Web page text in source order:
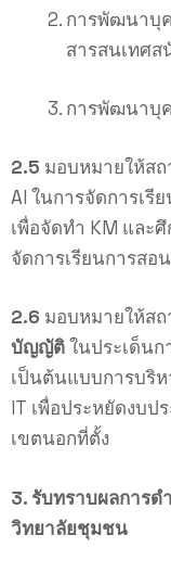
การพัฒนาบุ
สารสนเทศ
การพัฒนาบุ
2.5 มอบหมายให้ส
AI ในการจัดการเ
เพื่อจัดทำ KM และ
จัดการเรียนการส
2.6 มอบหมายให้ส
บัญญัติในประเด็น
เป็นต้นแบบการบริ
IT เพื่อประหยัดงบป
เขตนอกที่ตั้ง
3. รับทราบผลการ
วิทยาลัยชุมชน